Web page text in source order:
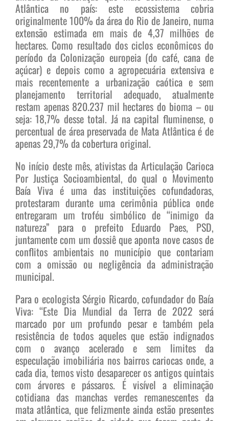
Atlântica no país: este ecossistema cobria
originalmente 100% da área do Rio de Janeiro, numa
extensão estimada em mais de 4,37 milhões de
hectares. Como resultado dos ciclos econômicos do
período da Colonização europeia (do café, cana de
açúcar) e depois como a agropecuária extensiva e
mais recentemente a urbanização caótica e sem
planejamento territorial adequado, atualmente
restam apenas 820.237 mil hectares do bioma – ou
seja: 18,7% desse total. Já na capital fluminense, o
percentual de área preservada de Mata Atlântica é de
apenas 29,7% da cobertura original.
No início deste mês, ativistas da Articulação Carioca
Por Justiça Socioambiental, do qual o Movimento
Baía Viva é uma das instituições cofundadoras,
protestaram durante uma cerimônia pública onde
entregaram um troféu simbólico de “inimigo da
natureza” para o prefeito Eduardo Paes, PSD,
juntamente com um dossiê que aponta nove casos de
conflitos ambientais no município que contariam
com a omissão ou negligência da administração
municipal.
Para o ecologista Sérgio Ricardo, cofundador do Baía
Viva: “Este Dia Mundial da Terra de 2022 será
marcado por um profundo pesar e também pela
resistência de todos aqueles que estão indignados
com o avanço acelerado e sem limites da
especulação imobiliária nos bairros cariocas onde, a
cada dia, temos visto desaparecer os antigos quintais
com árvores e pássaros. É visível a eliminação
cotidiana das manchas verdes remanescentes da
mata atlântica, que felizmente ainda estão presentes